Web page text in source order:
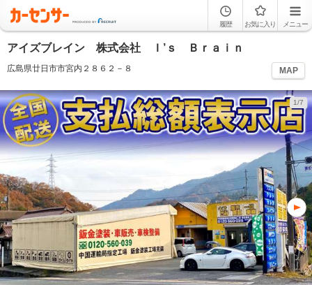
履歴 お気に入り メニュー
アイズブレイン 株式会社 Ｉ’ｓ Ｂｒａｉｎ
広島県廿日市市宮内２８６２－８ MAP
1/7